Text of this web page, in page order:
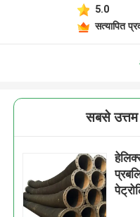
5.0
सत्यापित
सबसे उत्तम